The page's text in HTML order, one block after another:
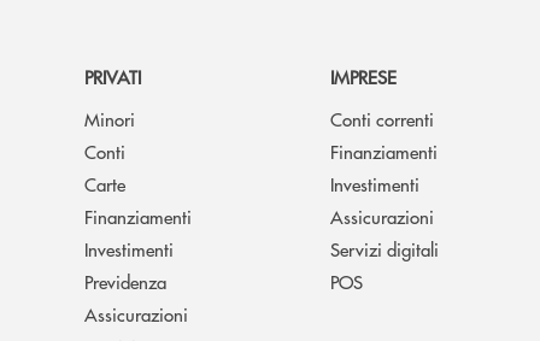
PRIVATI
Minori
Conti
Carte
Finanziamenti
Investimenti
Previdenza
Assicurazioni
IMPRESE
Conti correnti
Finanziamenti
Investimenti
Assicurazioni
Servizi digitali
POS